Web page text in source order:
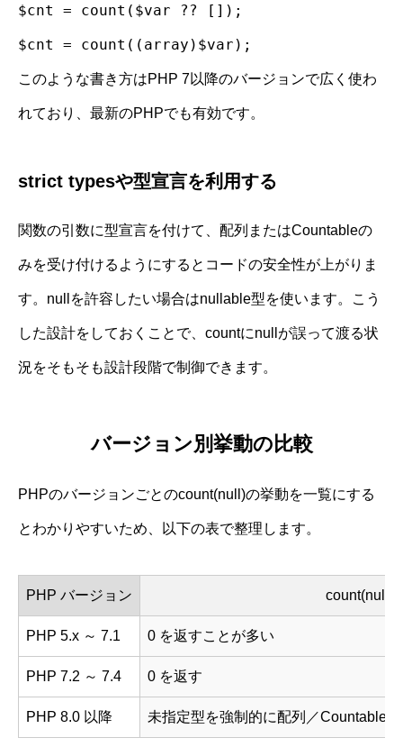
$cnt = count($var ?? []);
$cnt = count((array)$var);
このような書き方はPHP 7以降のバージョンで広く使わ
れており、最新のPHPでも有効です。
strict typesや型宣言を利用する
関数の引数に型宣言を付けて、配列またはCountableの
みを受け付けるようにするとコードの安全性が上がりま
す。nullを許容したい場合はnullable型を使います。こう
した設計をしておくことで、countにnullが誤って渡る状
況をそもそも設計段階で制御できます。
バージョン別挙動の比較
PHPのバージョンごとのcount(null)の挙動を一覧にする
とわかりやすいため、以下の表で整理します。
PHP バージョン count(null)
PHP 5.x ～ 7.1 0 を返すことが多い
PHP 7.2 ～ 7.4 0 を返す
PHP 8.0 以降 未指定型を強制的に配列／Countable